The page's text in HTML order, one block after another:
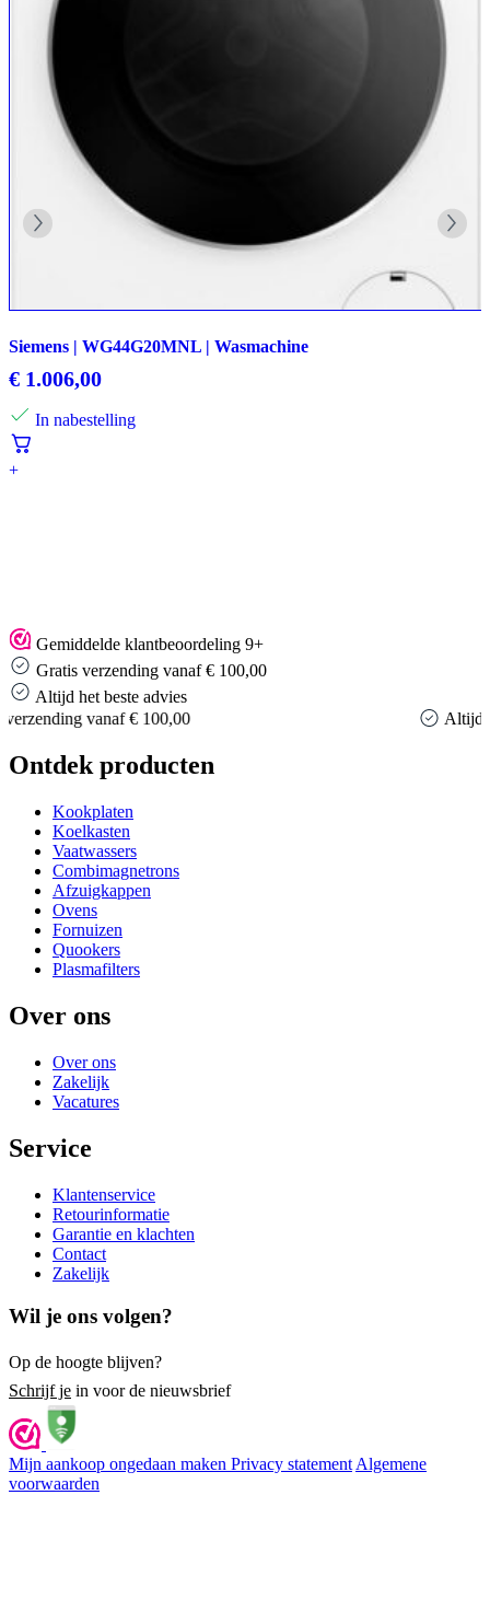
Siemens | WG44G20MNL | Wasmachine
€ 1.006,00
In nabestelling
+
Gemiddelde klantbeoordeling 9+
Gratis verzending vanaf € 100,00
Altijd het beste advies
Altijd het beste advies
Ontdek producten
Kookplaten
Koelkasten
Vaatwassers
Combimagnetrons
Afzuigkappen
Ovens
Fornuizen
Quookers
Plasmafilters
Over ons
Over ons
Zakelijk
Vacatures
Service
Klantenservice
Retourinformatie
Garantie en klachten
Contact
Zakelijk
Wil je ons volgen?
Op de hoogte blijven?
Schrijf je in voor de nieuwsbrief
Mijn aankoop ongedaan maken Privacy statement Algemene
voorwaarden